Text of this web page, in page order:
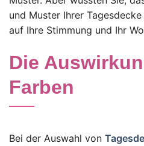
und Muster Ihrer
auf Ihre Stimmung und Ihr
Die
Farben
Bei der Auswahl von